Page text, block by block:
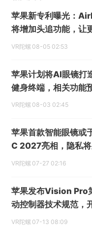
苹果新专利曝光：
将增加头追功能，让
具备空间显示能力
VR陀螺 08-05 02:53
苹果计划将AI眼镜打
健身终端，相关功能
续机型落地
VR陀螺 08-03 02:45
苹果首款智能眼镜或
C 2027亮相，隐私
化重点
VR陀螺 07-27 02:16
苹果发布Vision Pro
动控制器技术规范，
配件生态
VR陀螺 07-13 08:09